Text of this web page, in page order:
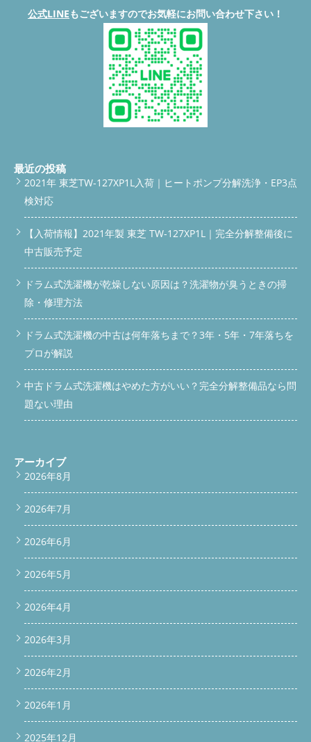
ラム洗濯機分解清掃 #便利屋BUZZ #ドラム式洗濯機分解清掃 #ド
ラム式洗濯機完全分解洗浄 #ドラム式洗濯機修理 #埼玉県ドラム
式洗濯機分解クリーニング #東京都ドラム式洗濯機分解クリーニ
ング #神奈川県ドラム式洗濯機分解クリーニング #群馬県ドラム
式洗濯機分解クリーニング #関東全域ドラム式洗濯機分解清掃対
応可能 #洗濯機の黒カビ #洗濯物が臭う #ドラム式乾燥不良 #洗
濯機ほこり詰まり #洗濯機の汚れ
◇◆◇◆◇◆◇◆◇◆◇◆◇◆◇◆◇◆◇◆◇
電話する
問い合わせ /* 上部スクロールバー
/* 高さスリム */ text-align: center; z-index: 9999; box-shadow: 0
2px 8px rgba(0,0,0,0.3); transition: top 0.3s ease; } #scroll-
bar.show { top: 0; } #scroll-bar a { color: #fff; font-size: 16px;
font-weight: bold; text-decoration: none; display: inline-block; }
#scroll-bar a:hover { opacity: 0.9; } /* 下部固定バー */ #bottom-
bar { position: fixed; bottom: -60px; left: 0; width: 100%; display:
flex; text-align: center; z-index: 9999; transition: bottom 0.3s
ease; box-shadow: 0 -2px 8px rgba(0,0,0,0.3); } #bottom-
bar.show { bottom: 0; } #bottom-bar a { flex: 1; padding: 14px
8px; font-size: 16px; font-weight: bold; color: #fff; text-
decoration: none; } #bottom-bar a.phone { background-color:
#007BFF; } #bottom-bar a.contact { background-color: #FF6600;
} #bottom-bar a:hover { opacity: 0.9; } /* スマホ最適化 */
@media (max-width: 768px) { #scroll-bar { padding: 10px 8px; }
#scroll-bar a, #bottom-bar a { font-size: 14px; padding: 12px
6px; } } window.addEventListener('scroll', function() { const
bottomBar = document.getElementById('bottom-bar'); // 上部
LINEバー if(window.scrollY > 100) {
{ bottomBar.classList.remove('show'); } }); 続きを読む
公式LINEもございますのでお気軽にお問い合わせ下さい！
最近の投稿
2021年 東芝TW-127XP1L入荷｜ヒートポンプ分解洗浄・EP3点
検対応
【入荷情報】2021年製 東芝 TW-127XP1L｜完全分解整備後に
中古販売予定
ドラム式洗濯機が乾燥しない原因は？洗濯物が臭うときの掃
除・修理方法
ドラム式洗濯機の中古は何年落ちまで？3年・5年・7年落ちを
プロが解説
中古ドラム式洗濯機はやめた方がいい？完全分解整備品なら問
題ない理由
アーカイブ
2026年8月
2026年7月
2026年6月
2026年5月
2026年4月
2026年3月
2026年2月
2026年1月
2025年12月